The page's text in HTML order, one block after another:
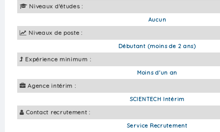
Niveaux d'études :
Aucun
Niveaux de poste :
Débutant (moins de 2 ans)
Expérience minimum :
Moins d'un an
Agence intérim :
SCIENTECH Intérim
Contact recrutement :
Service Recrutement